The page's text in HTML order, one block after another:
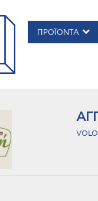
ΠΡΟΪΟΝΤΑ